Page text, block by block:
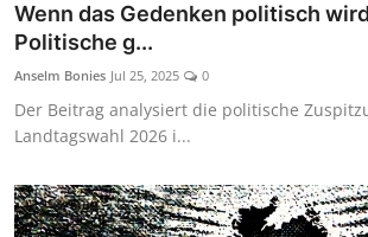
Wenn das Gedenken politisch
Politische g...
Anselm Bonies Jul 25, 2025 0
Der Beitrag analysiert die politische
Landtagswahl 2026 i...